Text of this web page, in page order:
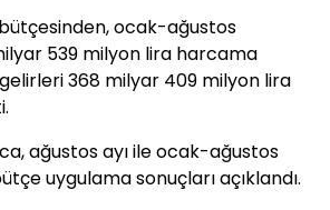
ocak-ağustos
539 milyon lira harcama
368 milyar 409 milyon lira
ağustos ayı ile ocak-ağustos
uygulama sonuçları açıklandı.